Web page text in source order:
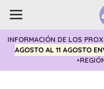
INFORMACIÓN DE LOS
AGOSTO AL 11 AGOSTO